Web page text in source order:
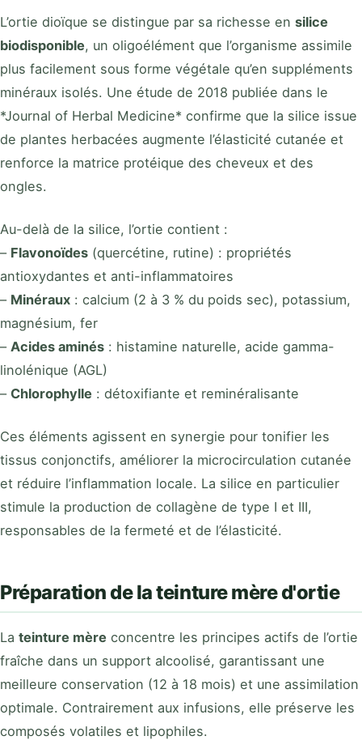
L’ortie dioïque se distingue par sa richesse en silice
biodisponible, un oligoélément que l’organisme assimile
plus facilement sous forme végétale qu’en suppléments
minéraux isolés. Une étude de 2018 publiée dans le
*Journal of Herbal Medicine* confirme que la silice issue
de plantes herbacées augmente l’élasticité cutanée et
renforce la matrice protéique des cheveux et des
ongles.
Au-delà de la silice, l’ortie contient :
– Flavonoïdes (quercétine, rutine) : propriétés
antioxydantes et anti-inflammatoires
– Minéraux : calcium (2 à 3 % du poids sec), potassium,
magnésium, fer
– Acides aminés : histamine naturelle, acide gamma-
linolénique (AGL)
– Chlorophylle : détoxifiante et reminéralisante
Ces éléments agissent en synergie pour tonifier les
tissus conjonctifs, améliorer la microcirculation cutanée
et réduire l’inflammation locale. La silice en particulier
stimule la production de collagène de type I et III,
responsables de la fermeté et de l’élasticité.
Préparation de la teinture mère d'ortie
La teinture mère concentre les principes actifs de l’ortie
fraîche dans un support alcoolisé, garantissant une
meilleure conservation (12 à 18 mois) et une assimilation
optimale. Contrairement aux infusions, elle préserve les
composés volatiles et lipophiles.